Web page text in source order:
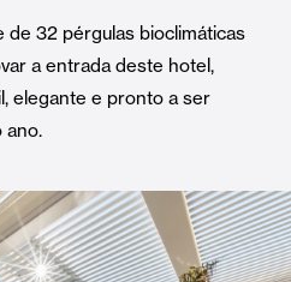
de 32 pérgulas bioclimáticas
a entrada deste hotel,
elegante e pronto a ser
ano.